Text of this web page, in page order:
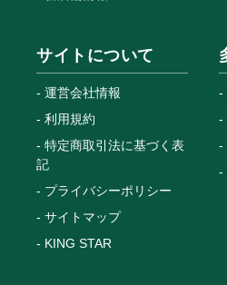
サイトについて
運営会社情報
利用規約
特定商取引法に基づく表
記
プライバシーポリシー
サイトマップ
KING STAR